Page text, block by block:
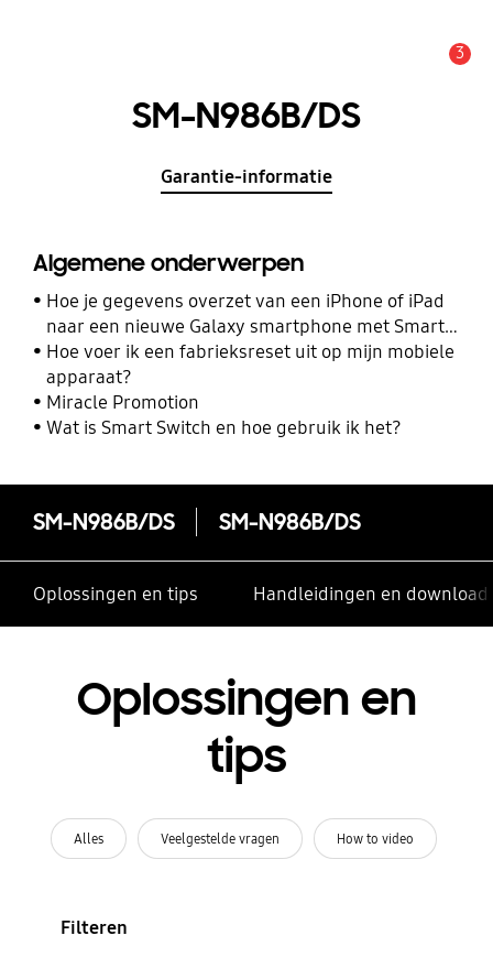
3
SM-N986B/DS
Garantie-informatie
Algemene onderwerpen
Hoe je gegevens overzet van een iPhone of iPad
naar een nieuwe Galaxy smartphone met Smart
Switch
Hoe voer ik een fabrieksreset uit op mijn mobiele
apparaat?
Miracle Promotion
Wat is Smart Switch en hoe gebruik ik het?
SM-N986B/DS SM-N986B/DS
Oplossingen en tips Handleidingen en
Oplossingen en
tips
Alles Veelgestelde vragen How to video
Filteren